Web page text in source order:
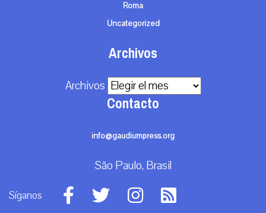
Roma
Uncategorized
Archivos
Archivos
Contacto
info@gaudiumpress.org
São Paulo, Brasil
Síganos